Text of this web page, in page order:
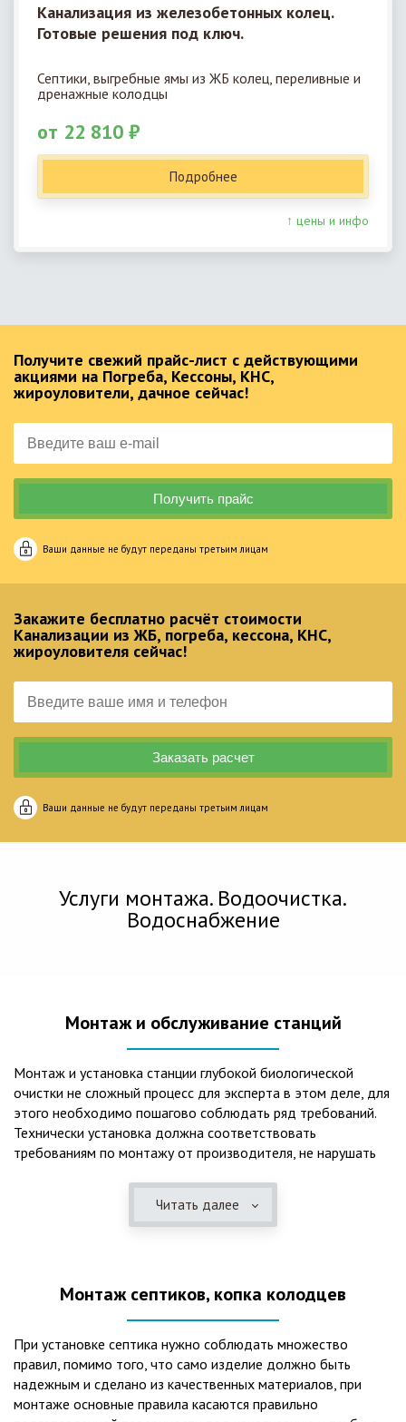
Канализация из железобетонных колец.
Готовые решения под ключ.
Септики, выгребные ямы из ЖБ колец, переливные и
дренажные колодцы
от 22 810 ₽
Подробнее
↑ цены и инфо
Получите свежий прайс-лист с действующими
акциями на Погреба, Кессоны, КНС,
жироуловители, дачное сейчас!
Ваши данные не будут переданы третьим лицам
Закажите бесплатно расчёт стоимости
Канализации из ЖБ, погреба, кессона, КНС,
жироуловителя сейчас!
Ваши данные не будут переданы третьим лицам
Услуги монтажа. Водоочистка.
Водоснабжение
Монтаж и обслуживание станций
Монтаж и установка станции глубокой биологической
очистки не сложный процесс для эксперта в этом деле, для
этого необходимо пошагово соблюдать ряд требований.
Технически установка должна соответствовать
требованиям по монтажу от производителя, не нарушать
представления о требованиях ПУЭ, ведь не качественный
монтаж может привезти не только к выходу из строя
вод – самый эффективный способ из всех существующих
оборудования вода может применяться для хозяйственных
нужд и полива огорода, а остатки ила при чистке могут
стать эффективным удобрением. Нет необходимости
тратить средства на ассенизаторскую машину. Системы
Читать далее
Монтаж септиков, копка колодцев
При установке септика нужно соблюдать множество
правил, помимо того, что само изделие должно быть
надежным и сделано из качественных материалов, при
монтаже основные правила касаются правильно